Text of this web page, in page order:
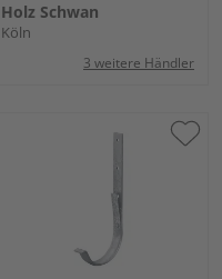
Holz Schwan
Köln
3 weitere Händler